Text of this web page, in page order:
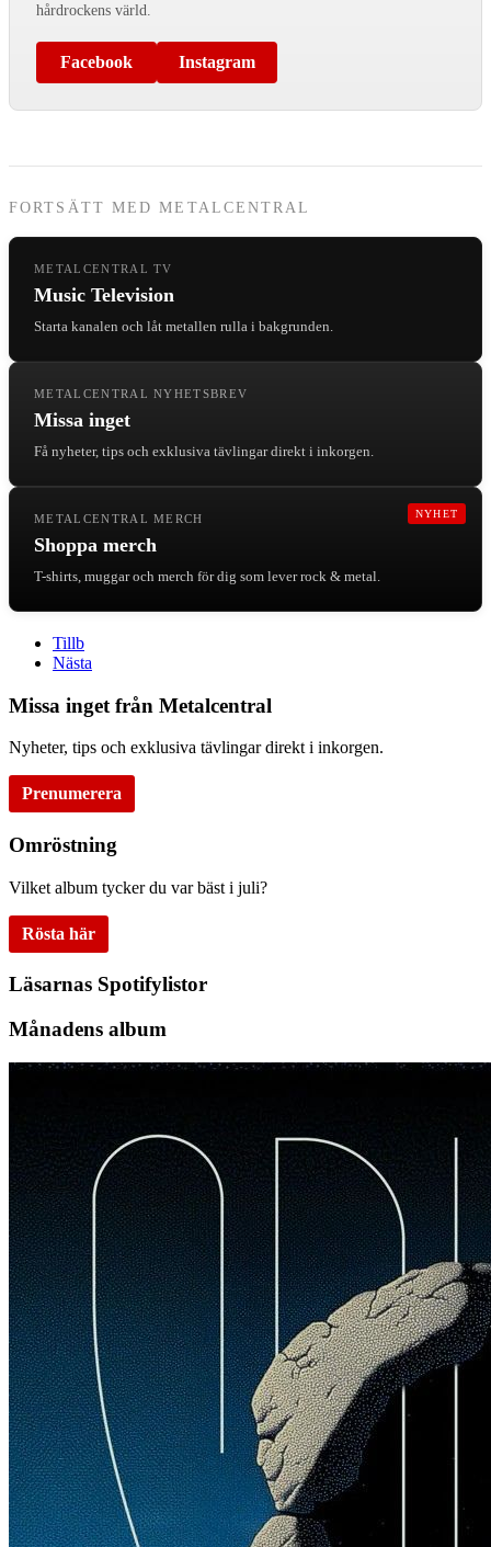
hårdrockens värld.
Facebook Instagram
FORTSÄTT MED METALCENTRAL
METALCENTRAL TV
Music Television
Starta kanalen och låt metallen rulla i bakgrunden.
METALCENTRAL NYHETSBREV
Missa inget
Få nyheter, tips och exklusiva tävlingar direkt i inkorgen.
NYHET
METALCENTRAL MERCH
Shoppa merch
T-shirts, muggar och merch för dig som lever rock & metal.
Tillb
Nästa
Missa inget från Metalcentral
Nyheter, tips och exklusiva tävlingar direkt i inkorgen.
Prenumerera
Omröstning
Vilket album tycker du var bäst i juli?
Rösta här
Läsarnas Spotifylistor
Månadens album